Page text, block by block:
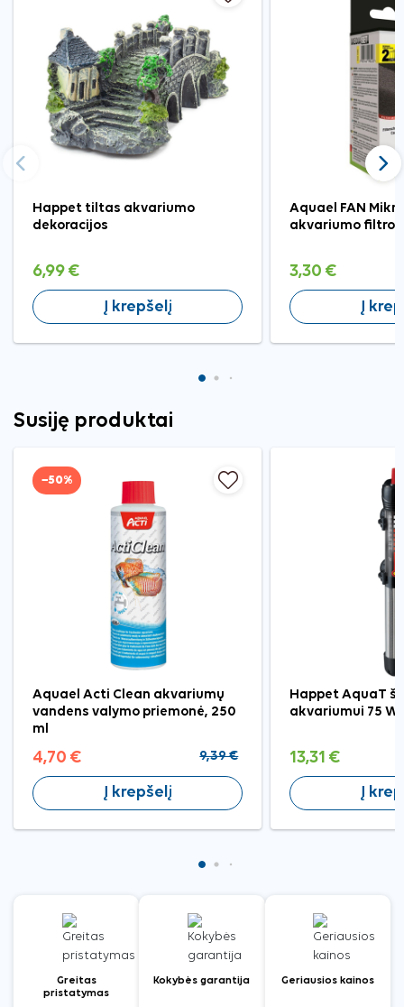
Happet tiltas akvariumo
dekoracijos
6,99 €
Į krepšelį
Aquael FAN
akvariumo filtro
3,30 €
Į
Ankstesnis
Susiję produktai
−50%
Aquael Acti Clean akvariumų
vandens valymo priemonė, 250
ml
4,70 € 9,39 €
Į krepšelį
Happet AquaT
akvariumui 75 W
13,31 €
Į
Greitas
pristatymas
Kokybės garantija Geriausios kainos